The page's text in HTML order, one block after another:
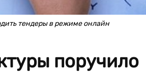
тендеры в режиме онлайн
поручило